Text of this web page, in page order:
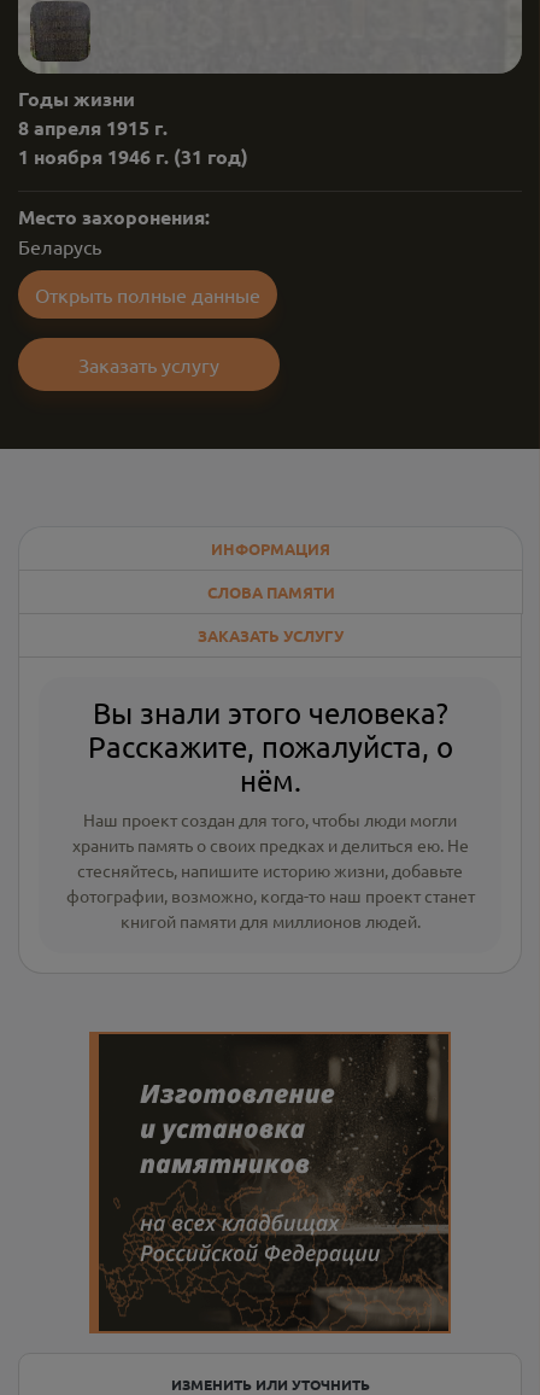
Годы жизни
8 апреля 1915 г.
1 ноября 1946 г. (31 год)
Место захоронения:
Беларусь
Открыть полные данные
Заказать услугу
ИНФОРМАЦИЯ
СЛОВА ПАМЯТИ
ЗАКАЗАТЬ УСЛУГУ
Вы знали этого человека?
Расскажите, пожалуйста, о
нём.
Наш проект создан для того, чтобы люди могли
хранить память о своих предках и делиться ею. Не
стесняйтесь, напишите историю жизни, добавьте
фотографии, возможно, когда-то наш проект станет
книгой памяти для миллионов людей.
ИЗМЕНИТЬ ИЛИ УТОЧНИТЬ